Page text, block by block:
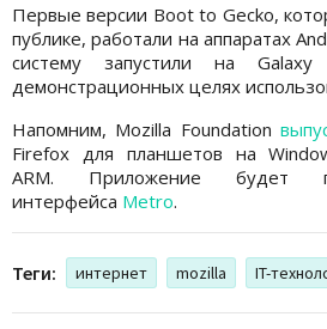
Первые версии Boot to Gecko,
публике, работали на аппаратах
систему запустили на
демонстрационных целях
Напомним, Mozilla Foundation
Firefox для планшетов на
ARM. Приложение будет
интерфейса Metro.
Теги: интернет mozilla IT-